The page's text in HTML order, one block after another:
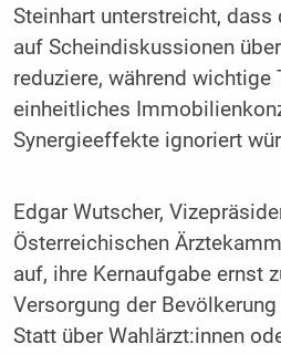
Steinhart unterstreicht, dass
auf Scheindiskussionen
reduziere, während wichtige
einheitliches
Synergieeffekte ignoriert
Edgar Wutscher,
Österreichischen
auf, ihre Kernaufgabe ernst
Versorgung der
Statt über Wahlärzt:innen